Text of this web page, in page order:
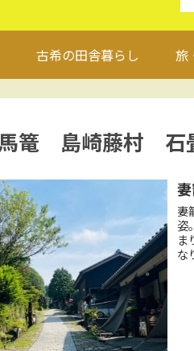
古希の田舎暮らし 旅
篭 島崎藤村
妻
姿
ま
な